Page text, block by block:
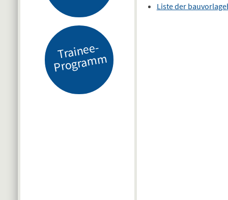
Tr
ai
n
e
e-
Pr
o
gr
a
m
m
Liste der